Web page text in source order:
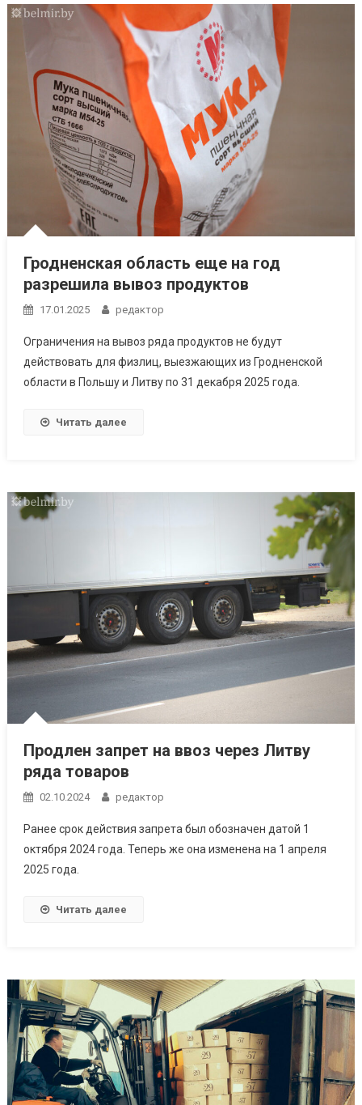
Гродненская область еще на год
разрешила вывоз продуктов
17.01.2025 редактор
Ограничения на вывоз ряда продуктов не будут
действовать для физлиц, выезжающих из Гродненской
области в Польшу и Литву по 31 декабря 2025 года.
Читать далее
Продлен запрет на ввоз через Литву
ряда товаров
02.10.2024 редактор
Ранее срок действия запрета был обозначен датой 1
октября 2024 года. Теперь же она изменена на 1 апреля
2025 года.
Читать далее